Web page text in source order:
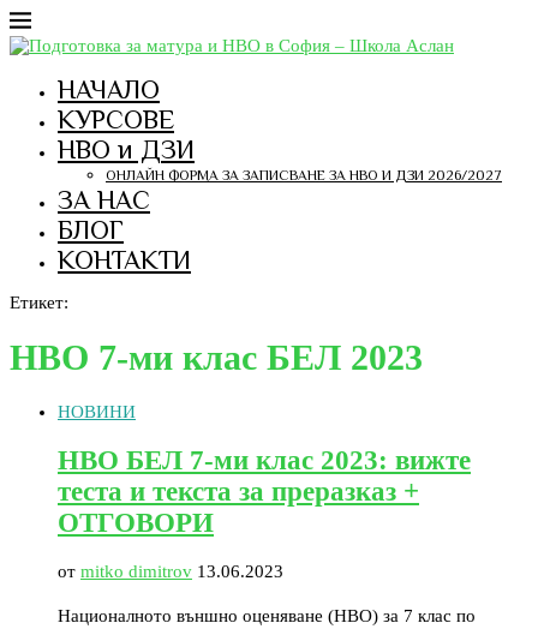
НАЧАЛО
КУРСОВЕ
НВО и ДЗИ
ОНЛАЙН ФОРМА ЗА ЗАПИСВАНЕ ЗА НВО И ДЗИ 2026/2027
ЗА НАС
БЛОГ
КОНТАКТИ
Етикет:
НВО 7-ми клас БЕЛ 2023
НОВИНИ
НВО БЕЛ 7-ми клас 2023: вижте
теста и текста за преразказ +
ОТГОВОРИ
от mitko dimitrov 13.06.2023
Националното външно оценяване (НВО) за 7 клас по